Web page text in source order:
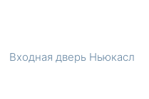
Входная дверь Ньюкасл